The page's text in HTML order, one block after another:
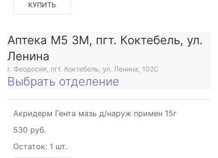
КУПИТЬ
Аптека М5 3М, пгт. Коктебель, ул.
Ленина
г. Феодосия, пгт. Коктебель, ул. Ленина, 102С
Выбрать отделение
Акридерм Гента мазь д/наруж примен 15г
530 руб.
Остаток: 1 шт.